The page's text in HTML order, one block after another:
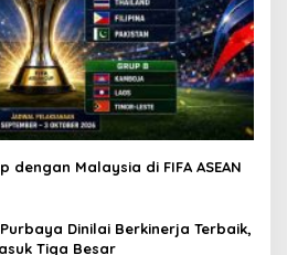
dengan Malaysia di FIFA ASEAN
Purbaya Dinilai Berkinerja Terbaik,
Tiga Besar